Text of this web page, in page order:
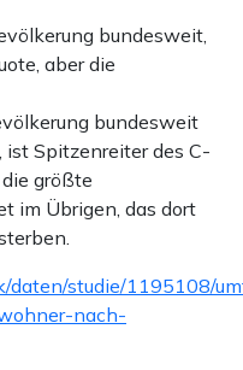
bundesweit,
aber die
bundesweit
ist Spitzenreiter des C-
größte
im Übrigen, das dort
daten/studie/1195108/
nach-